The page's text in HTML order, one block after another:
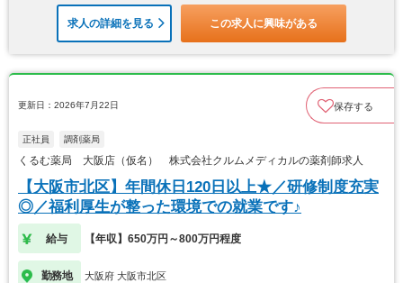
求人の詳細を見る この求人に興味がある
更新日：2026年7月22日 保存する
正社員 調剤薬局
くるむ薬局 大阪店（仮名） 株式会社クルムメディカルの薬剤師求人
【大阪市北区】年間休日120日以上★／研修制度充実
◎／福利厚生が整った環境での就業です♪
給与 【年収】650万円～800万円程度
勤務地 大阪府 大阪市北区